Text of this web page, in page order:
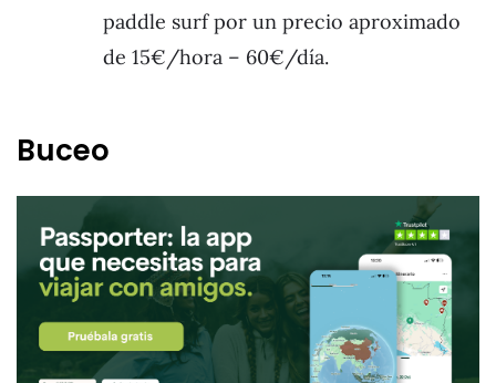
paddle surf por un precio aproximado
de 15€/hora – 60€/día.
Buceo